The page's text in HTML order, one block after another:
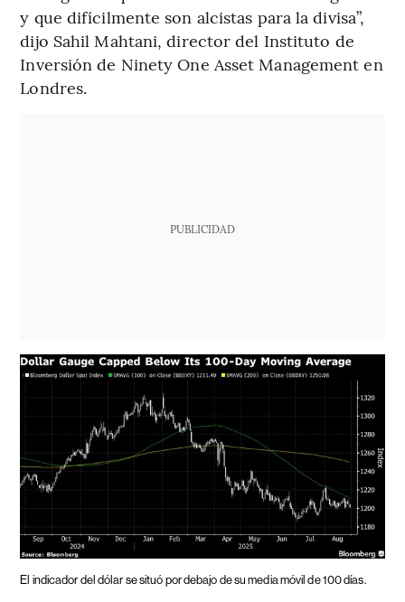
y que difícilmente son alcistas para la divisa”,
dijo Sahil Mahtani, director del Instituto de
Inversión de Ninety One Asset Management en
Londres.
PUBLICIDAD
El indicador del dólar se situó por debajo de su media móvil de 100 días.